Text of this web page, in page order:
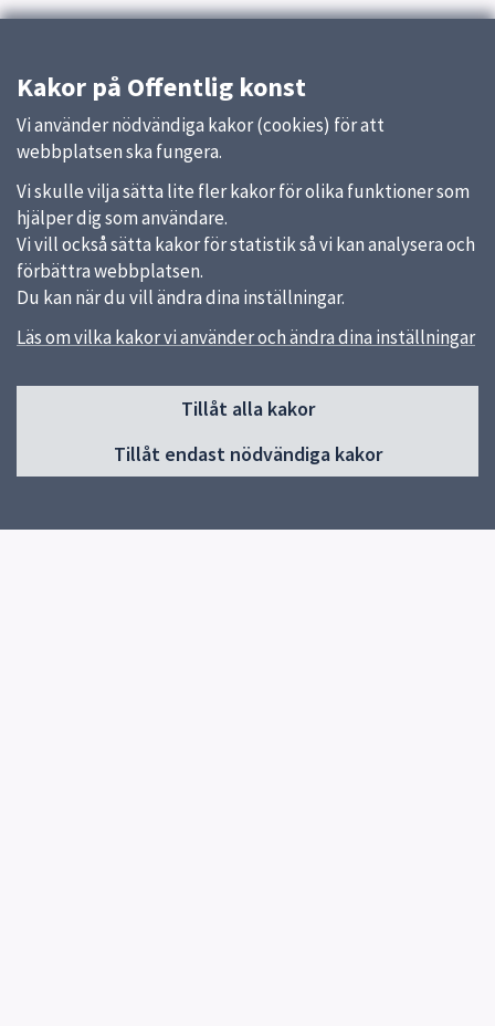
Kakor på Offentlig konst
Vi använder nödvändiga kakor (cookies) för att
webbplatsen ska fungera.
Vi skulle vilja sätta lite fler kakor för olika funktioner som
hjälper dig som användare.
Vi vill också sätta kakor för statistik så vi kan analysera och
förbättra webbplatsen.
Du kan när du vill ändra dina inställningar.
Läs om vilka kakor vi använder och ändra dina inställningar
Tillåt alla kakor
Tillåt endast nödvändiga kakor
Sidfot